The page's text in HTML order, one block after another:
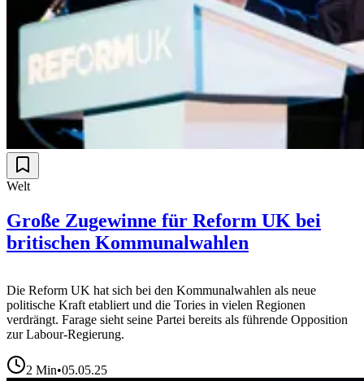
Welt
Große Zugewinne für Reform UK bei
britischen Kommunalwahlen
Die Reform UK hat sich bei den Kommunalwahlen als neue
politische Kraft etabliert und die Tories in vielen Regionen
verdrängt. Farage sieht seine Partei bereits als führende Opposition
zur Labour-Regierung.
2 Min•05.05.25